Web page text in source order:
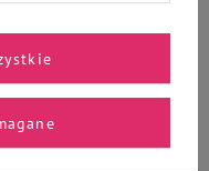
przez